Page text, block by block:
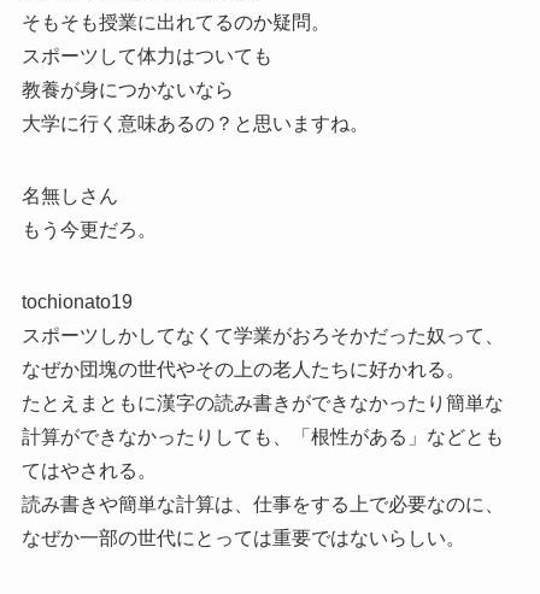
そもそも授業に出れてるのか疑問。
スポーツして体力はついても
教養が身につかないなら
大学に行く意味あるの？と思いますね。
名無しさん
もう今更だろ。
tochionato19
スポーツしかしてなくて学業がおろそかだった奴って、
なぜか団塊の世代やその上の老人たちに好かれる。
たとえまともに漢字の読み書きができなかったり簡単な
計算ができなかったりしても、「根性がある」などとも
てはやされる。
読み書きや簡単な計算は、仕事をする上で必要なのに、
なぜか一部の世代にとっては重要ではないらしい。